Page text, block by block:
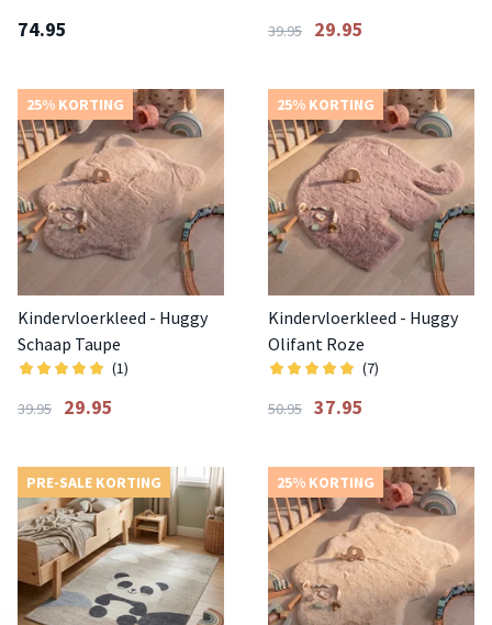
74.95 39.95 29.95
25% KORTING
Kindervloerkleed - Huggy
Schaap Taupe
(1)
39.95 29.95
25% KORTING
Kindervloerkleed - Huggy
Olifant Roze
(7)
50.95 37.95
PRE-SALE KORTING 25% KORTING